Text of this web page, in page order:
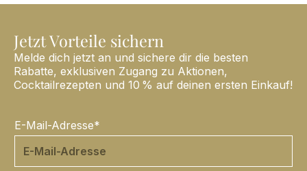
Jetzt Vorteile sichern
Melde dich jetzt an und sichere dir die besten
Rabatte, exklusiven Zugang zu Aktionen,
Cocktailrezepten und 10 % auf deinen ersten Einkauf!
E-Mail-Adresse*